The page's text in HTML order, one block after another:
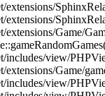
Game/
view/
Game/
view/